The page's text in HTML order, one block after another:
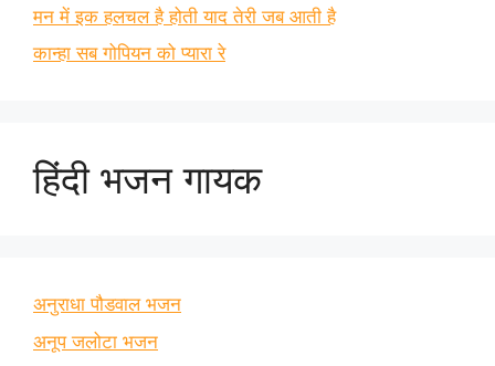
मन में इक हलचल है होती याद तेरी जब आती है
कान्हा सब गोपियन को प्यारा रे
हिंदी भजन गायक
अनुराधा पौडवाल भजन
अनूप जलोटा भजन